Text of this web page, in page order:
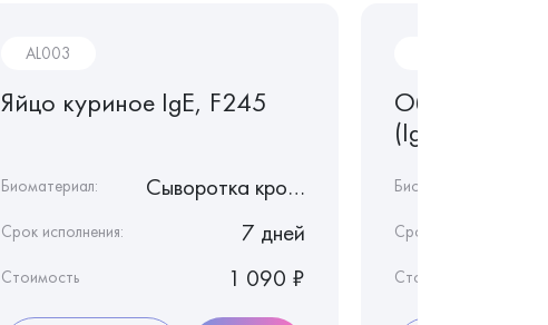
AL003
Яйцо куриное IgE, F245
Биоматериал: Сыворотка крови
Срок исполнения: 7 дней
Стоимость 1 090 ₽
Общий
(IgE)
Биоматериал:
Срок исполнения:
Стоимость